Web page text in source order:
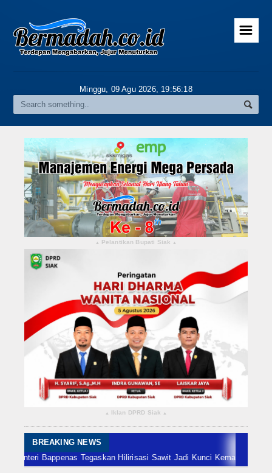
Home
Gallery
Riau
Daerah
Pekanbaru
Pelalawan
Kampar
Rokan Hulu
Bengkalis
Meranti
Indragiri Hulu
Kuansing
Siak
☰
Minggu, 09 Agu 2026, 19:56:19
▴ Pelantikan Bupati Siak ▴
▴ Iklan DPRD Siak ▴
BREAKING NEWS
Bappenas Tegaskan Hilirisasi Sawit Jadi Kunci Kemajuan Ekonomi